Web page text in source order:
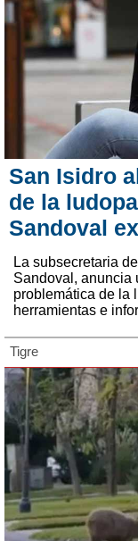
San Isidro
de la
Sandoval
La subsecretaria
Sandoval, anuncia
problemática de la
herramientas e
Tigre